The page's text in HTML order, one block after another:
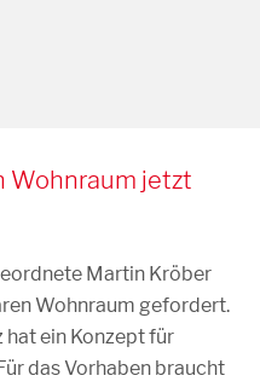
Wohnraum jetzt
Martin Kröber
Wohnraum gefordert.
hat ein Konzept für
das Vorhaben braucht